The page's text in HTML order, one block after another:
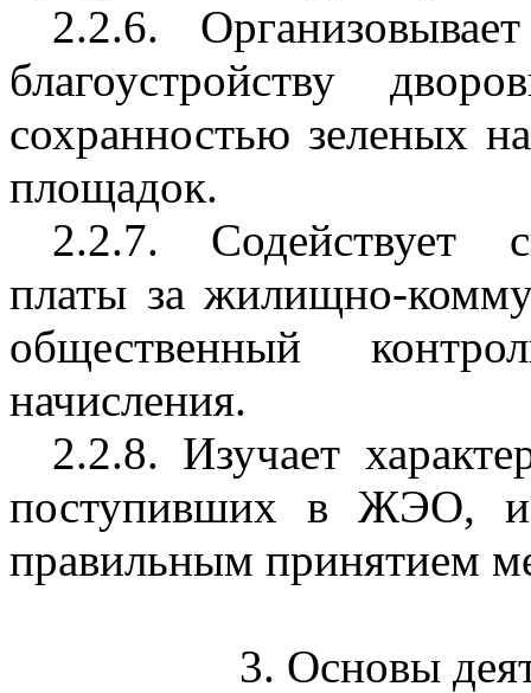
2.2.6.
благоустройству
сохранностью зеленых
площадок.
2.2.7. Содействует
платы за жилищно-
общественный
начисления.
2.2.8. Изучает
поступивших в ЖЭО, и
правильным принятием
3. Основы